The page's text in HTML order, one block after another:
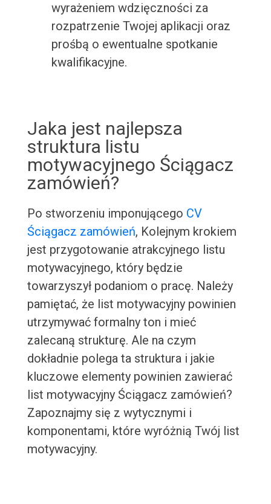
wyrażeniem wdzięczności za
rozpatrzenie Twojej aplikacji oraz
prośbą o ewentualne spotkanie
kwalifikacyjne.
Jaka jest najlepsza
struktura listu
motywacyjnego Ściągacz
zamówień?
Po stworzeniu imponującego CV
Ściągacz zamówień, Kolejnym krokiem
jest przygotowanie atrakcyjnego listu
motywacyjnego, który będzie
towarzyszył podaniom o pracę. Należy
pamiętać, że list motywacyjny powinien
utrzymywać formalny ton i mieć
zalecaną strukturę. Ale na czym
dokładnie polega ta struktura i jakie
kluczowe elementy powinien zawierać
list motywacyjny Ściągacz zamówień?
Zapoznajmy się z wytycznymi i
komponentami, które wyróżnią Twój list
motywacyjny.